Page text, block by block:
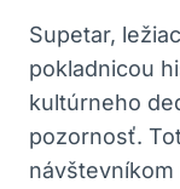
Supetar,
pokladnicou
kultúrneho
pozornosť.